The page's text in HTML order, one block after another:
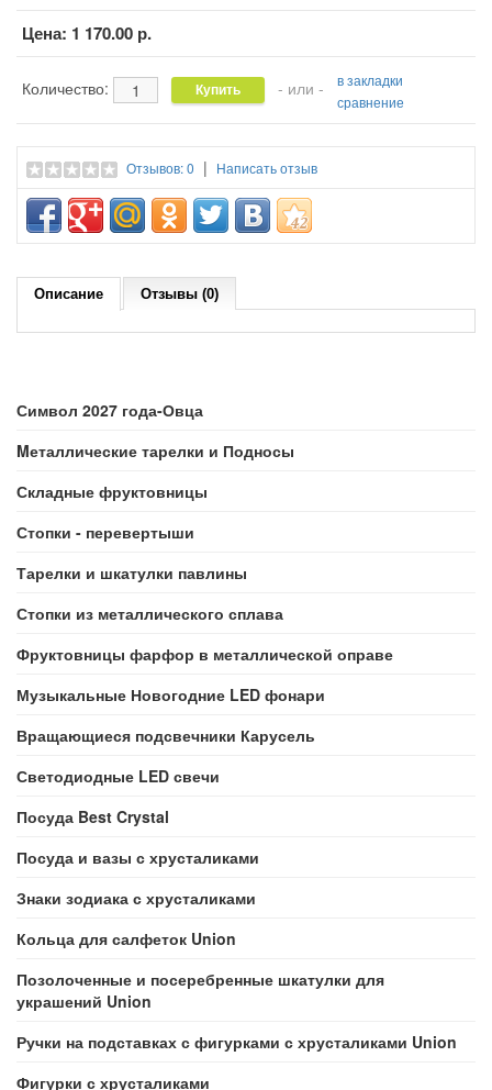
Символ 2027 года-Овца
Mеталлические тарелки и Подносы
Складные фруктовницы
Стопки - перевертыши
Тарелки и шкатулки павлины
Стопки из металлического сплава
Фруктовницы фарфор в металлической оправе
Музыкальные Новогодние LED фонари
Вращающиеся подсвечники Карусель
Светодиодные LED свечи
Посуда Best Crystal
Посуда и вазы с хрусталиками
Знаки зодиака с хрусталиками
Кольца для салфеток Union
Позолоченные и посеребренные шкатулки для
украшений Union
Ручки на подставках с фигурками с хрусталиками Union
Фигурки с хрусталиками
Цена: 1 170.00 р.
Количество: - или -
в закладки
сравнение
Отзывов: 0 | Написать отзыв
Описание Отзывы (0)